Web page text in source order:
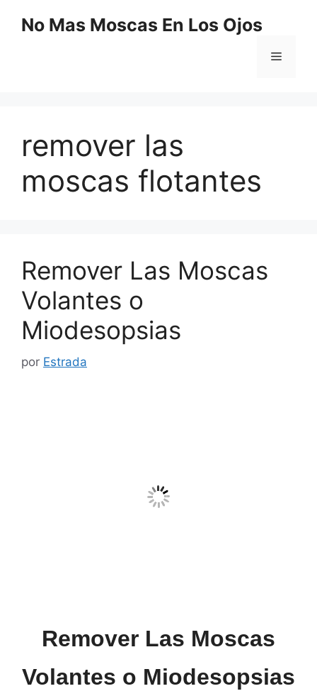
No Mas Moscas En Los Ojos
Menú
remover las
moscas flotantes
Remover Las Moscas
Volantes o
Miodesopsias
por Estrada
Remover Las Moscas
Volantes o Miodesopsias